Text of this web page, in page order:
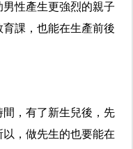
性產生更強烈的親子
課，也能在生產前後
，有了新生兒後，先
，做先生的也要能在